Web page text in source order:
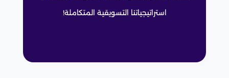
استراتيجياتنا التسويقية المتكاملة!